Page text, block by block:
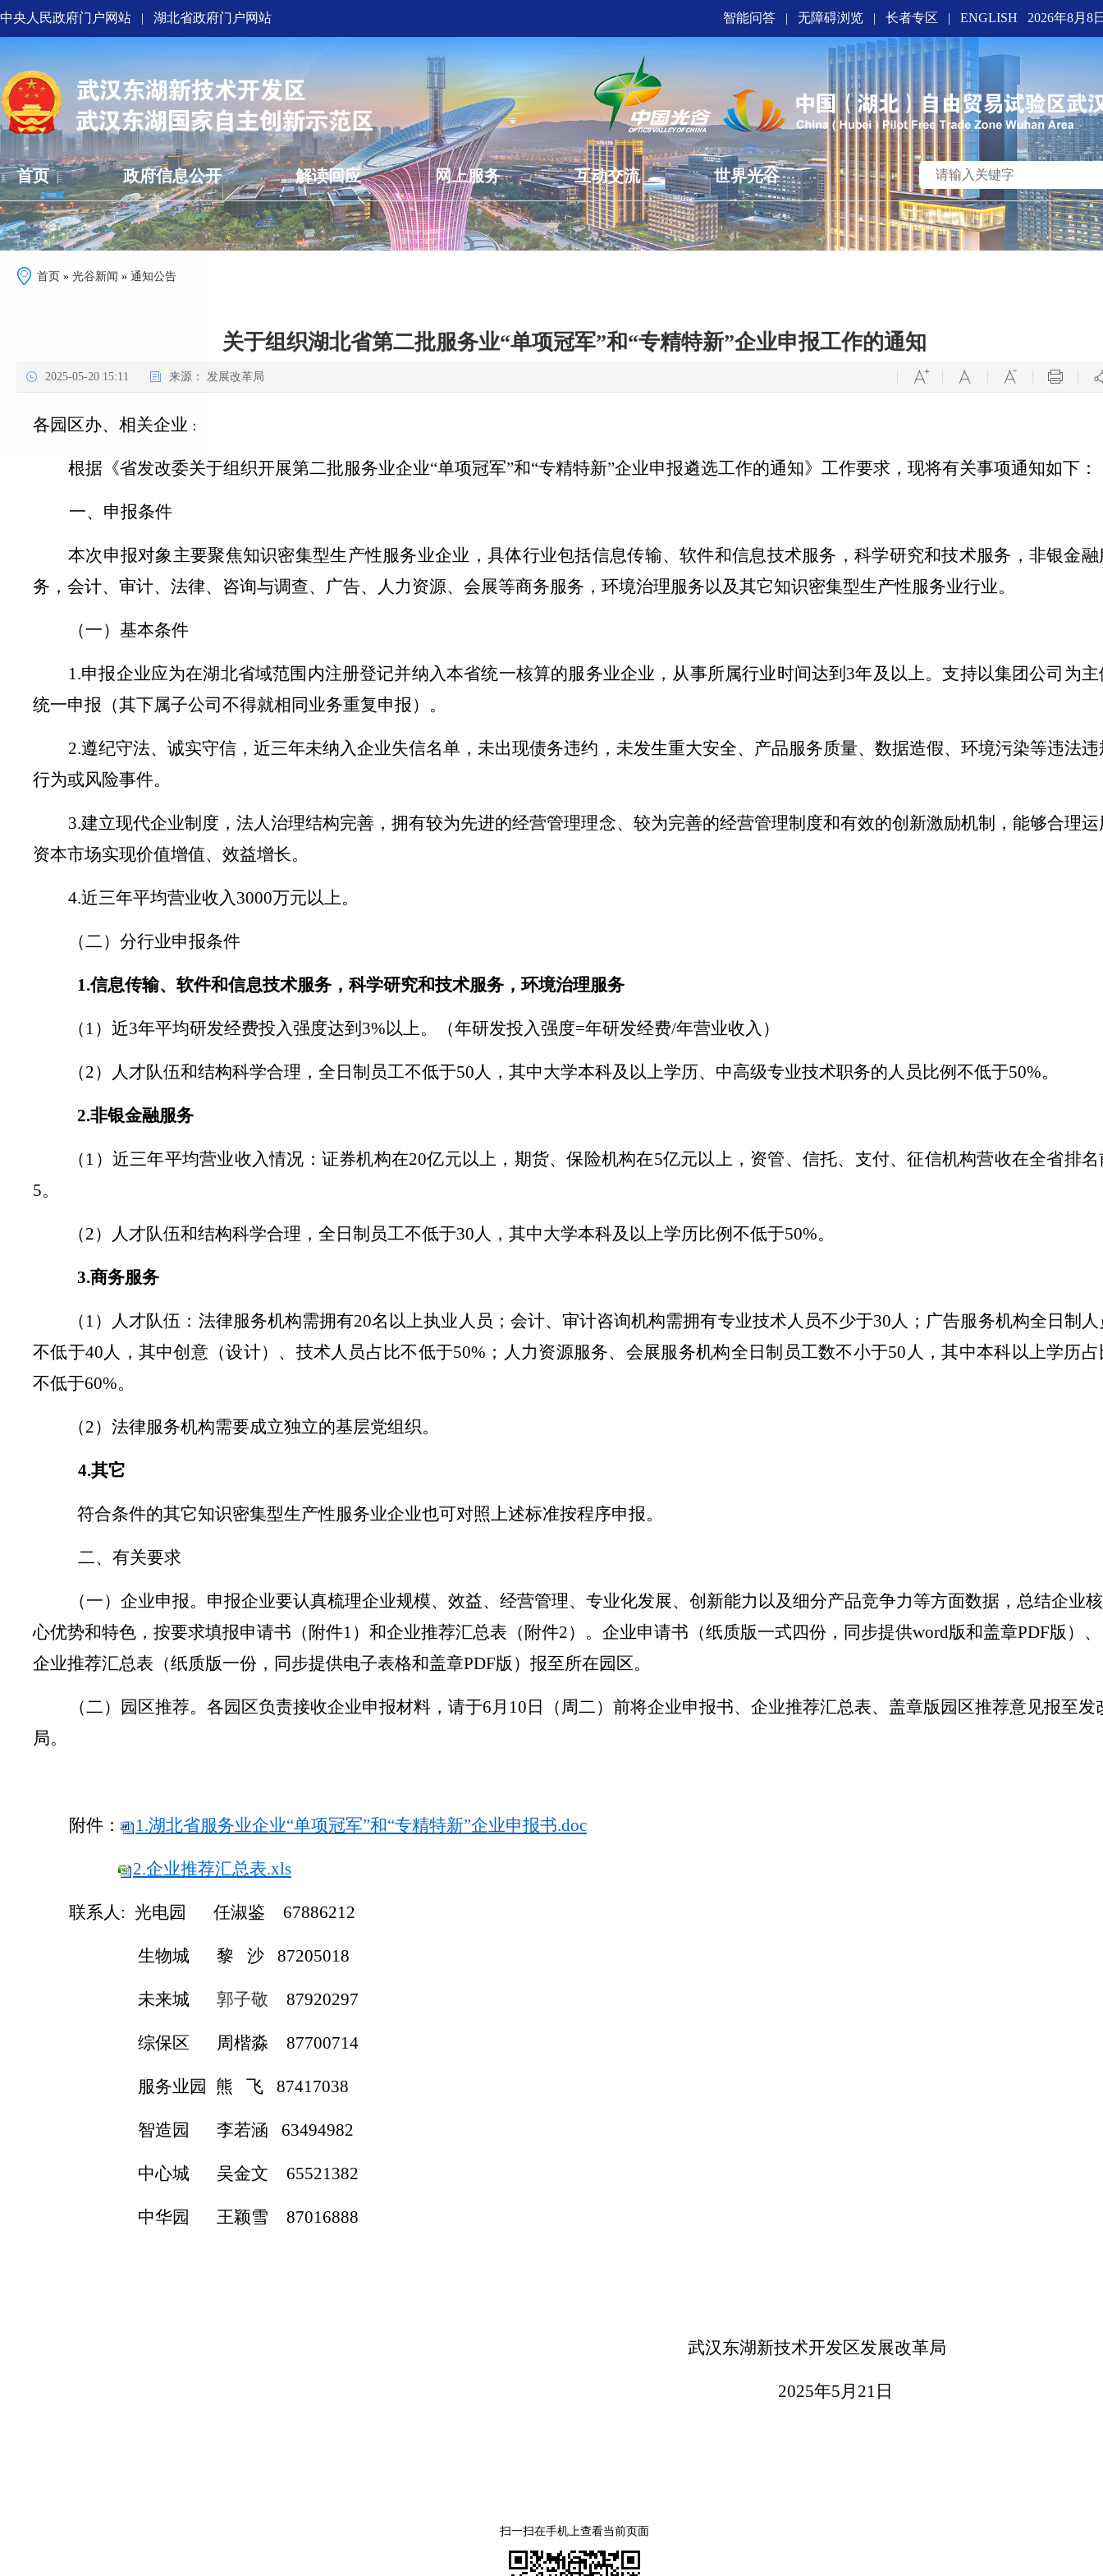
中央人民政府门户网站 | 湖北省政府门户网站 智能问答 | 无障碍浏览 | 长者专区 | ENGLISH 2026年8月8
首页 政府信息公开 解读回应 网上服务 互动交流 世界光谷
首页 » 光谷新闻 » 通知公告
关于组织湖北省第二批服务业“单项冠军”和“专精特新”企业申报工作的通知
2025-05-20 15:11 来源： 发展改革局
各园区办、相关企业 ：
根据 《省发改委关于组织开展第二批服务业企业“单项冠军”和“专精特新”企业申报遴选工作的通知》 工作要求， 现将有关事项通知如下：
一、申报条件
本次申报对象主要聚焦知识密集型生产性服务业企业，具体行业包括信息传输、软件和信息技术服务， 科学研究和技术服务 ，非银金
务， 会计、审计、法律、咨询与调查、广告、人力资源、会展等商务服务，环境治理服务以及其它知识密集型生产性服务业行业。
（一）基本条件
1.申报企业应为在湖北省域范围内注册登记并纳入本省统一核算的服务业企业， 从事所属行业时间达到 3年及以上。支持以集团公司为主
统一申报（其下属子公司不得就相同业务重复申报）。
2.遵纪守法、诚实守信，近三年未纳入企业失信名单，未出现债务违约，未发生重大安全、产品服务质量、数据造假、环境污染等违法违
行为或风险事件。
3.建立现代企业制度，法人治理结构完善，拥有较为先进的经营管理理念、较为完善的经营管理制度和有效的创新激励机制，能够合理运
资本市场实现价值增值、效益增长。
4.近三年平均营业收入3000万元以上。
（二）分行业申报条件
1.信息传输、软件和信息技术服务，科学研究和技术服务，环境治理服务
（ 1）近3年平均研发经费投入强度达到 3%以上。 （年研发投入强度=年研发经费/年营业收入 ）
（2） 人才队伍和结构科学合理，全日制员工不低于50人，其中大学本科及以上学历、中高级专业技术职务的人员比例不低于50%。
2.非银金融服务
（ 1 ）近三年平均营业收入情况：证券机构在20亿元以上，期货、保险机构在5亿元以上，资管、信托、支付、征信机构营收在全省排名
5。
（2） 人才队伍和结构科学合理，全日制员工不低于30人 ，其中大学本科及以上学历比例不低于50%。
3.商务服务
（ 1）人才队伍：法律服务机构需拥有20名以上执业人员；会计、审计咨询机构需拥有专业技术人员不少于30人；广告服务机构全日制人
不低于40人，其中创意（设计）、技术人员占比不低于50% ；人力资源服务、会展服务机构全日制员工数不小于50 人，其中本科以上学历占
不低于60%。
（2）法律服务机构需要成立独立的基层党组织。
4.其它
符合条件的其它知识密集型生产性服务业企业也可对照上述标准按程序申报。
二、有关要求
（一）企业申报。 申报企业要认真梳理企业规模、效益、经营管理、专业化发展、创新能力以及细分产品竞争力等方面数据，总结企业核
心优势和特色，按要求填报申请书（附件1） 和企业推荐汇总表（附件2） 。企业申请书（纸质版一式四份 ，同步提供word版和盖章PDF版 ） 、
企业推荐汇总表 （纸质版一份 ，同步提供电子表格和盖章PDF版 ） 报至所在园区。
（二）园区推荐。 各园区负责接收企业申报材料 ，请于6月 10 日（周二）前将企业申报书、 企业推荐汇总表、盖章版 园区推荐意见报至发
局。
附件： 1.湖北省服务业企业“单项冠军”和“专精特新”企业申报书.doc
2.企业推荐汇总表.xls
联系人: 光电园 任淑鉴 67886212
生物城 黎 沙 87205018
未来城 郭子敬 87920297
综保区 周楷淼 87700714
服务业园 熊 飞 87417038
智造园 李若涵 63494982
中心城 吴金文 65521382
中华园 王颖雪 87016888
武汉东湖新技术开发区发展改革局
2025年5月 21 日
扫一扫在手机上查看当前页面